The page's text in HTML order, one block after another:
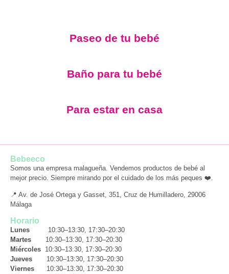
Paseo de tu bebé
Baño para tu bebé
Para estar en casa
Bebeeco
Somos una empresa malagueña. Vendemos productos de bebé al
mejor precio. Siempre mirando por el cuidado de los más peques ❤️.
📍 Av. de José Ortega y Gasset, 351, Cruz de Humilladero, 29006
Málaga
Horario
Lunes 10:30–13:30, 17:30–20:30
Martes 10:30–13:30, 17:30–20:30
Miércoles 10:30–13:30, 17:30–20:30
Jueves 10:30–13:30, 17:30–20:30
Viernes 10:30–13:30, 17:30–20:30